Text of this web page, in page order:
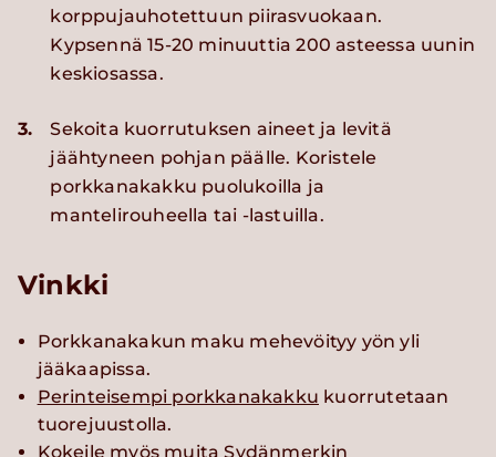
korppujauhotettuun piirasvuokaan.
Kypsennä 15-20 minuuttia 200 asteessa uunin
keskiosassa.
3.
Sekoita kuorrutuksen aineet ja levitä
jäähtyneen pohjan päälle. Koristele
porkkanakakku puolukoilla ja
mantelirouheella tai -lastuilla.
Vinkki
Porkkanakakun maku mehevöityy yön yli
jääkaapissa.
Perinteisempi porkkanakakku kuorrutetaan
tuorejuustolla.
Kokeile myös muitaSydänmerkin